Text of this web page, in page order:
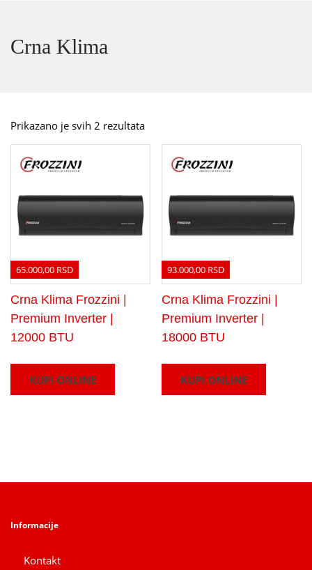
Crna Klima
Prikazano je svih 2 rezultata
65.000,00 RSD
Crna Klima Frozzini |
Premium Inverter |
12000 BTU
KUPI ONLINE
93.000,00 RSD
Crna Klima Frozzini |
Premium Inverter |
18000 BTU
KUPI ONLINE
Informacije
Kontakt